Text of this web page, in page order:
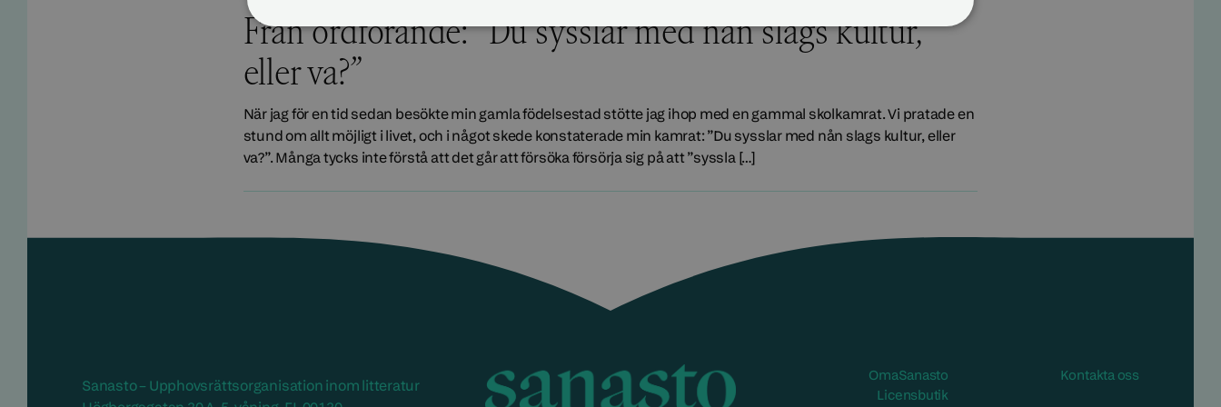
Från ordförande: ”Du sysslar med nån slags kultur,
eller va?”
När jag för en tid sedan besökte min gamla födelsestad stötte jag ihop med en gammal skolkamrat. Vi pratade en
stund om allt möjligt i livet, och i något skede konstaterade min kamrat: ”Du sysslar med nån slags kultur, eller
va?”. Många tycks inte förstå att det går att försöka försörja sig på att ”syssla […]
Sanasto – Upphovsrättsorganisation inom litteratur
OmaSanasto Öppnas i ett nytt fönster/span>
Licensbutik
Kontakta oss